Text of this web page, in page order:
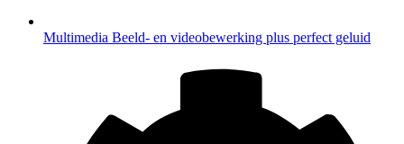
Multimedia Beeld- en videobewerking plus perfect geluid